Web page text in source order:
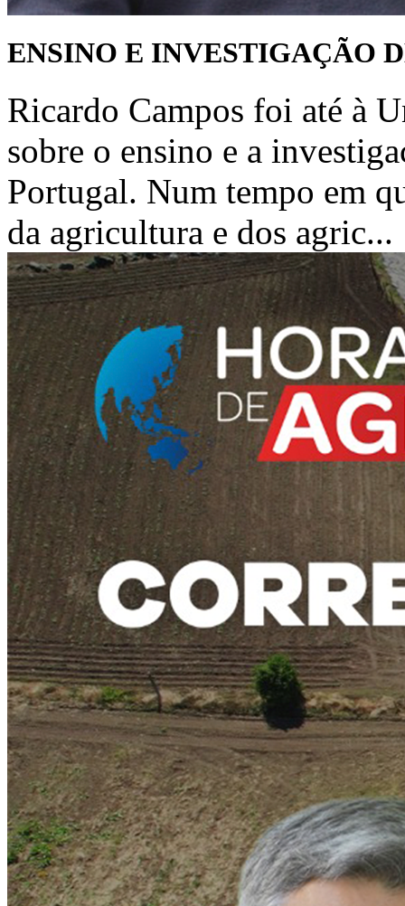
ENSINO E INVESTIGAÇÃO
Ricardo Campos foi até à
sobre o ensino e a
Portugal. Num tempo em
da agricultura e dos agric...